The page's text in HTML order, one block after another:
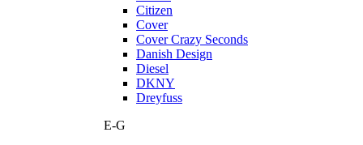
Citizen
Cover
Cover Crazy Seconds
Danish Design
Diesel
DKNY
Dreyfuss
E-G